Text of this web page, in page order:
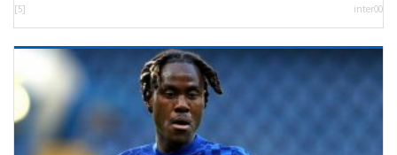
[5] inter00